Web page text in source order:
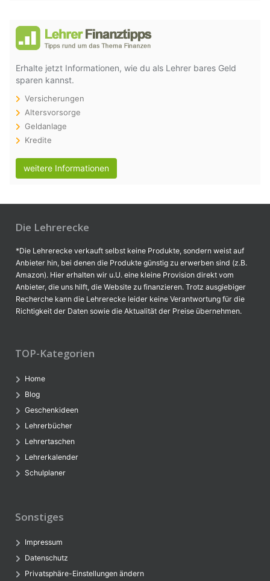
Erhalte jetzt Informationen, wie du als Lehrer bares Geld
sparen kannst.
Versicherungen
Altersvorsorge
Geldanlage
Kredite
weitere Informationen
Die Lehrerecke
*Die Lehrerecke verkauft selbst keine Produkte, sondern weist auf
Anbieter hin, bei denen die Produkte günstig zu erwerben sind (z.B.
Amazon). Hier erhalten wir u.U. eine kleine Provision direkt vom
Anbieter, die uns hilft, die Website zu finanzieren. Trotz ausgiebiger
Recherche kann die Lehrerecke leider keine Verantwortung für die
Richtigkeit der Daten sowie die Aktualität der Preise übernehmen.
TOP-Kategorien
Home
Blog
Geschenkideen
Lehrerbücher
Lehrertaschen
Lehrerkalender
Schulplaner
Sonstiges
Impressum
Datenschutz
Privatsphäre-Einstellungen ändern